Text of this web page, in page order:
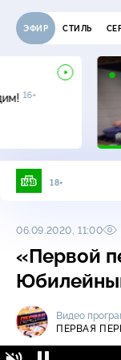
ЭФИР СТИЛЬ
16+
18+
06.09.2020, 11:00
«Первой
Видео
ПЕРВАЯ